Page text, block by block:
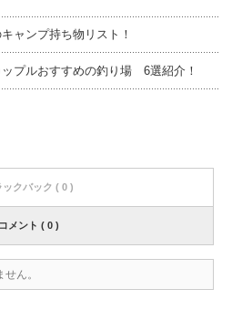
ャンプ持ち物リスト！
ップルおすすめの釣り場 6選紹介！
ックバック ( 0 )
コメント ( 0 )
ん。